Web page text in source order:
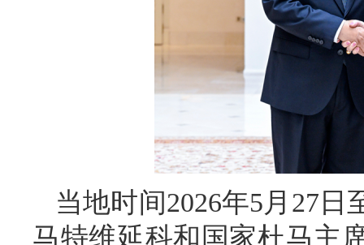
当地时间2026年5月27
马特维延科和国家杜马主